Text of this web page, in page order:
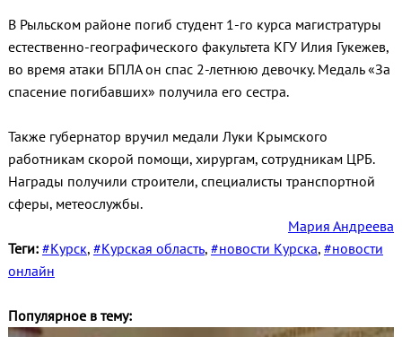
В Рыльском районе погиб студент 1-го курса магистратуры
естественно-географического факультета КГУ Илия Гукежев,
во время атаки БПЛА он спас 2-летнюю девочку. Медаль «За
спасение погибавших» получила его сестра.
Также губернатор вручил медали Луки Крымского
работникам скорой помощи, хирургам, сотрудникам ЦРБ.
Награды получили строители, специалисты транспортной
сферы, метеослужбы.
Мария Андреева
Теги: #Курск, #Курская область, #новости Курска, #новости
онлайн
Популярное в тему: